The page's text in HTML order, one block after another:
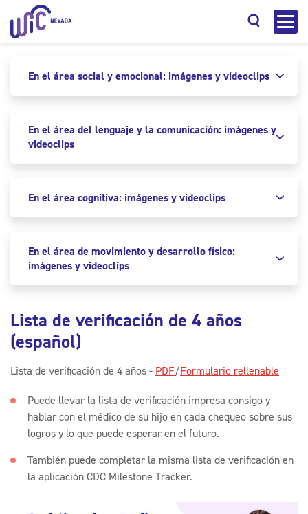
Buscar
En el área social y emocional: imágenes y videoclips
En el área del lenguaje y la comunicación: imágenes y
videoclips
En el área cognitiva: imágenes y videoclips
En el área de movimiento y desarrollo físico:
imágenes y videoclips
Lista de verificación de 4 años
(español)
Lista de verificación de 4 años - PDF/Formulario rellenable
Puede llevar la lista de verificación impresa consigo y
hablar con el médico de su hijo en cada chequeo sobre sus
logros y lo que puede esperar en el futuro.
También puede completar la misma lista de verificación en
la aplicación CDC Milestone Tracker.